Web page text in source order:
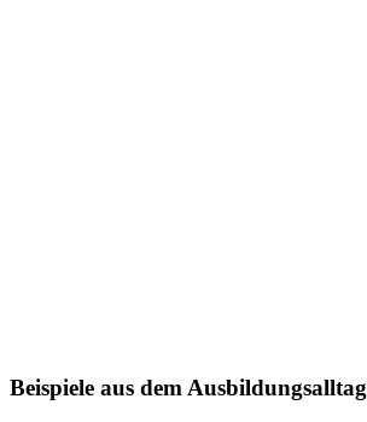
Beispiele aus dem Ausbildungsalltag